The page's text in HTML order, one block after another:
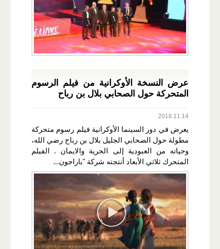
عرض النسخة الأوكرانية من فيلم الرسوم
المتحركة حول الصحابي بلال بن رباح
2018.11.14
يعرض في دور السينما الأوكرانية فيلم رسوم متحركة
مطولة حول الصحابي الجليل بلال بن رباح رضي الله،
وحياته من العبودية إلى الحرية والايمان . الفيلم
المتحرك ثلاثي الأبعاد أنتجته شركة "باراجون...